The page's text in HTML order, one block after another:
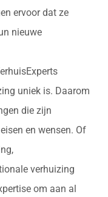
ervoor dat ze
nieuwe
uniek is. Daarom
die zijn
en wensen. Of
verhuizing
om aan al